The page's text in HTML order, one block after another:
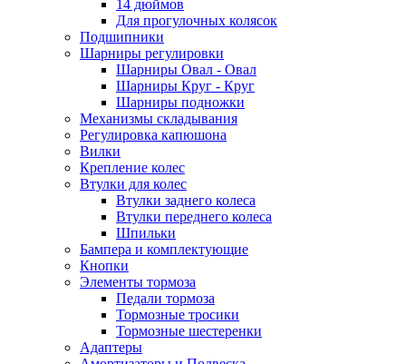
14 дюймов
Для прогулочных колясок
Подшипники
Шарниры регулировки
Шарниры Овал - Овал
Шарниры Круг - Круг
Шарниры подножки
Механизмы складывания
Регулировка капюшона
Вилки
Крепление колес
Втулки для колес
Втулки заднего колеса
Втулки переднего колеса
Шпильки
Бампера и комплектующие
Кнопки
Элементы тормоза
Педали тормоза
Тормозные тросики
Тормозные шестеренки
Адаптеры